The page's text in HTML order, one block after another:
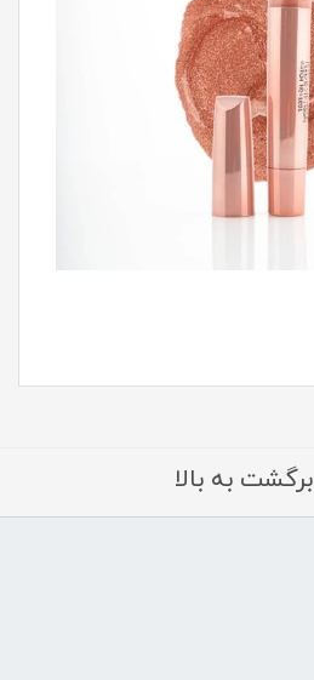
برگشت به بالا